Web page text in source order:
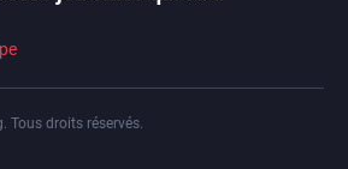
droits réservés.